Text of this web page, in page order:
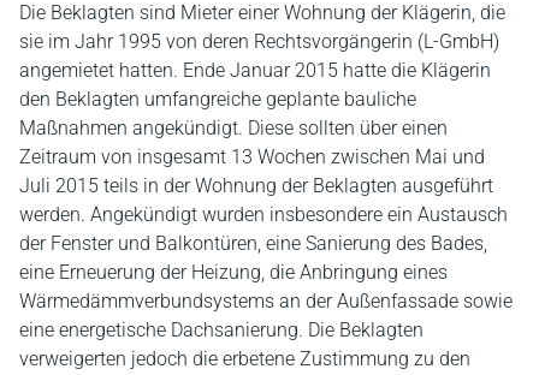
Die Beklagten sind Mieter einer Wohnung der Klägerin, die
sie im Jahr 1995 von deren Rechtsvorgängerin (L-GmbH)
angemietet hatten. Ende Januar 2015 hatte die Klägerin
den Beklagten umfangreiche geplante bauliche
Maßnahmen angekündigt. Diese sollten über einen
Zeitraum von insgesamt 13 Wochen zwischen Mai und
Juli 2015 teils in der Wohnung der Beklagten ausgeführt
werden. Angekündigt wurden insbesondere ein Austausch
der Fenster und Balkontüren, eine Sanierung des Bades,
eine Erneuerung der Heizung, die Anbringung eines
Wärmedämmverbundsystems an der Außenfassade sowie
eine energetische Dachsanierung. Die Beklagten
verweigerten jedoch die erbetene Zustimmung zu den